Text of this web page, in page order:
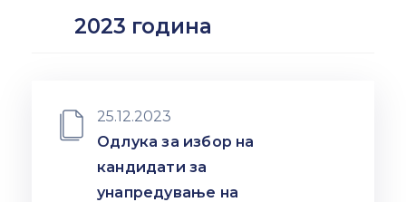
2023 година
25.12.2023
Одлука за избор на
кандидати за
унапредување на